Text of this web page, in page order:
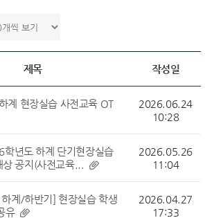
제목 작성일
계 현장실습 사전교육 OT
2026.06.24
10:28
년도 하계 단기현장실습
공지(사전교육...
2026.05.26
11:04
계/하반기] 현장실습 학생
유
2026.04.27
17:33